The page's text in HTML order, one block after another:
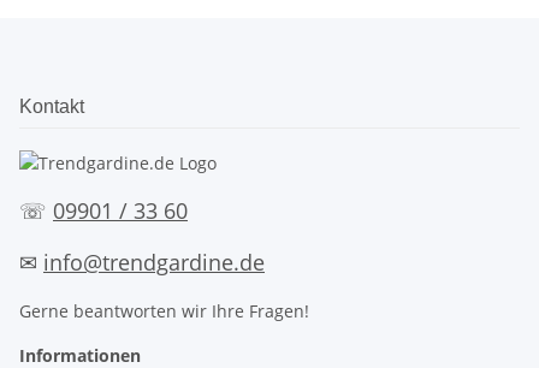
Kontakt
☏ 09901 / 33 60
✉ info@trendgardine.de
Gerne beantworten wir Ihre Fragen!
Informationen